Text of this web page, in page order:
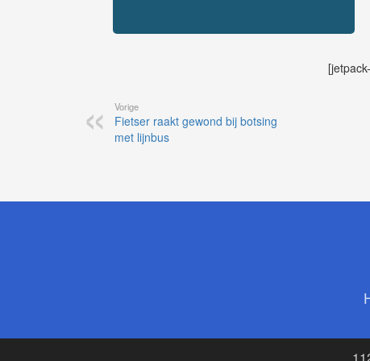
Vorige
Fietser raakt gewond bij botsing
met lijnbus